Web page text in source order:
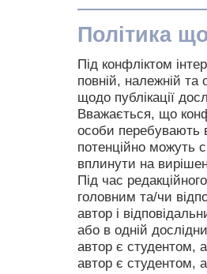
Політика
Під конфліктом
повній, належній та
щодо публікації
Вважається, що
особи перебувають
потенційно можуть
вплинути на
Під час
головним та/чи
автор і
або в одній
автор є студентом,
автор є студентом,